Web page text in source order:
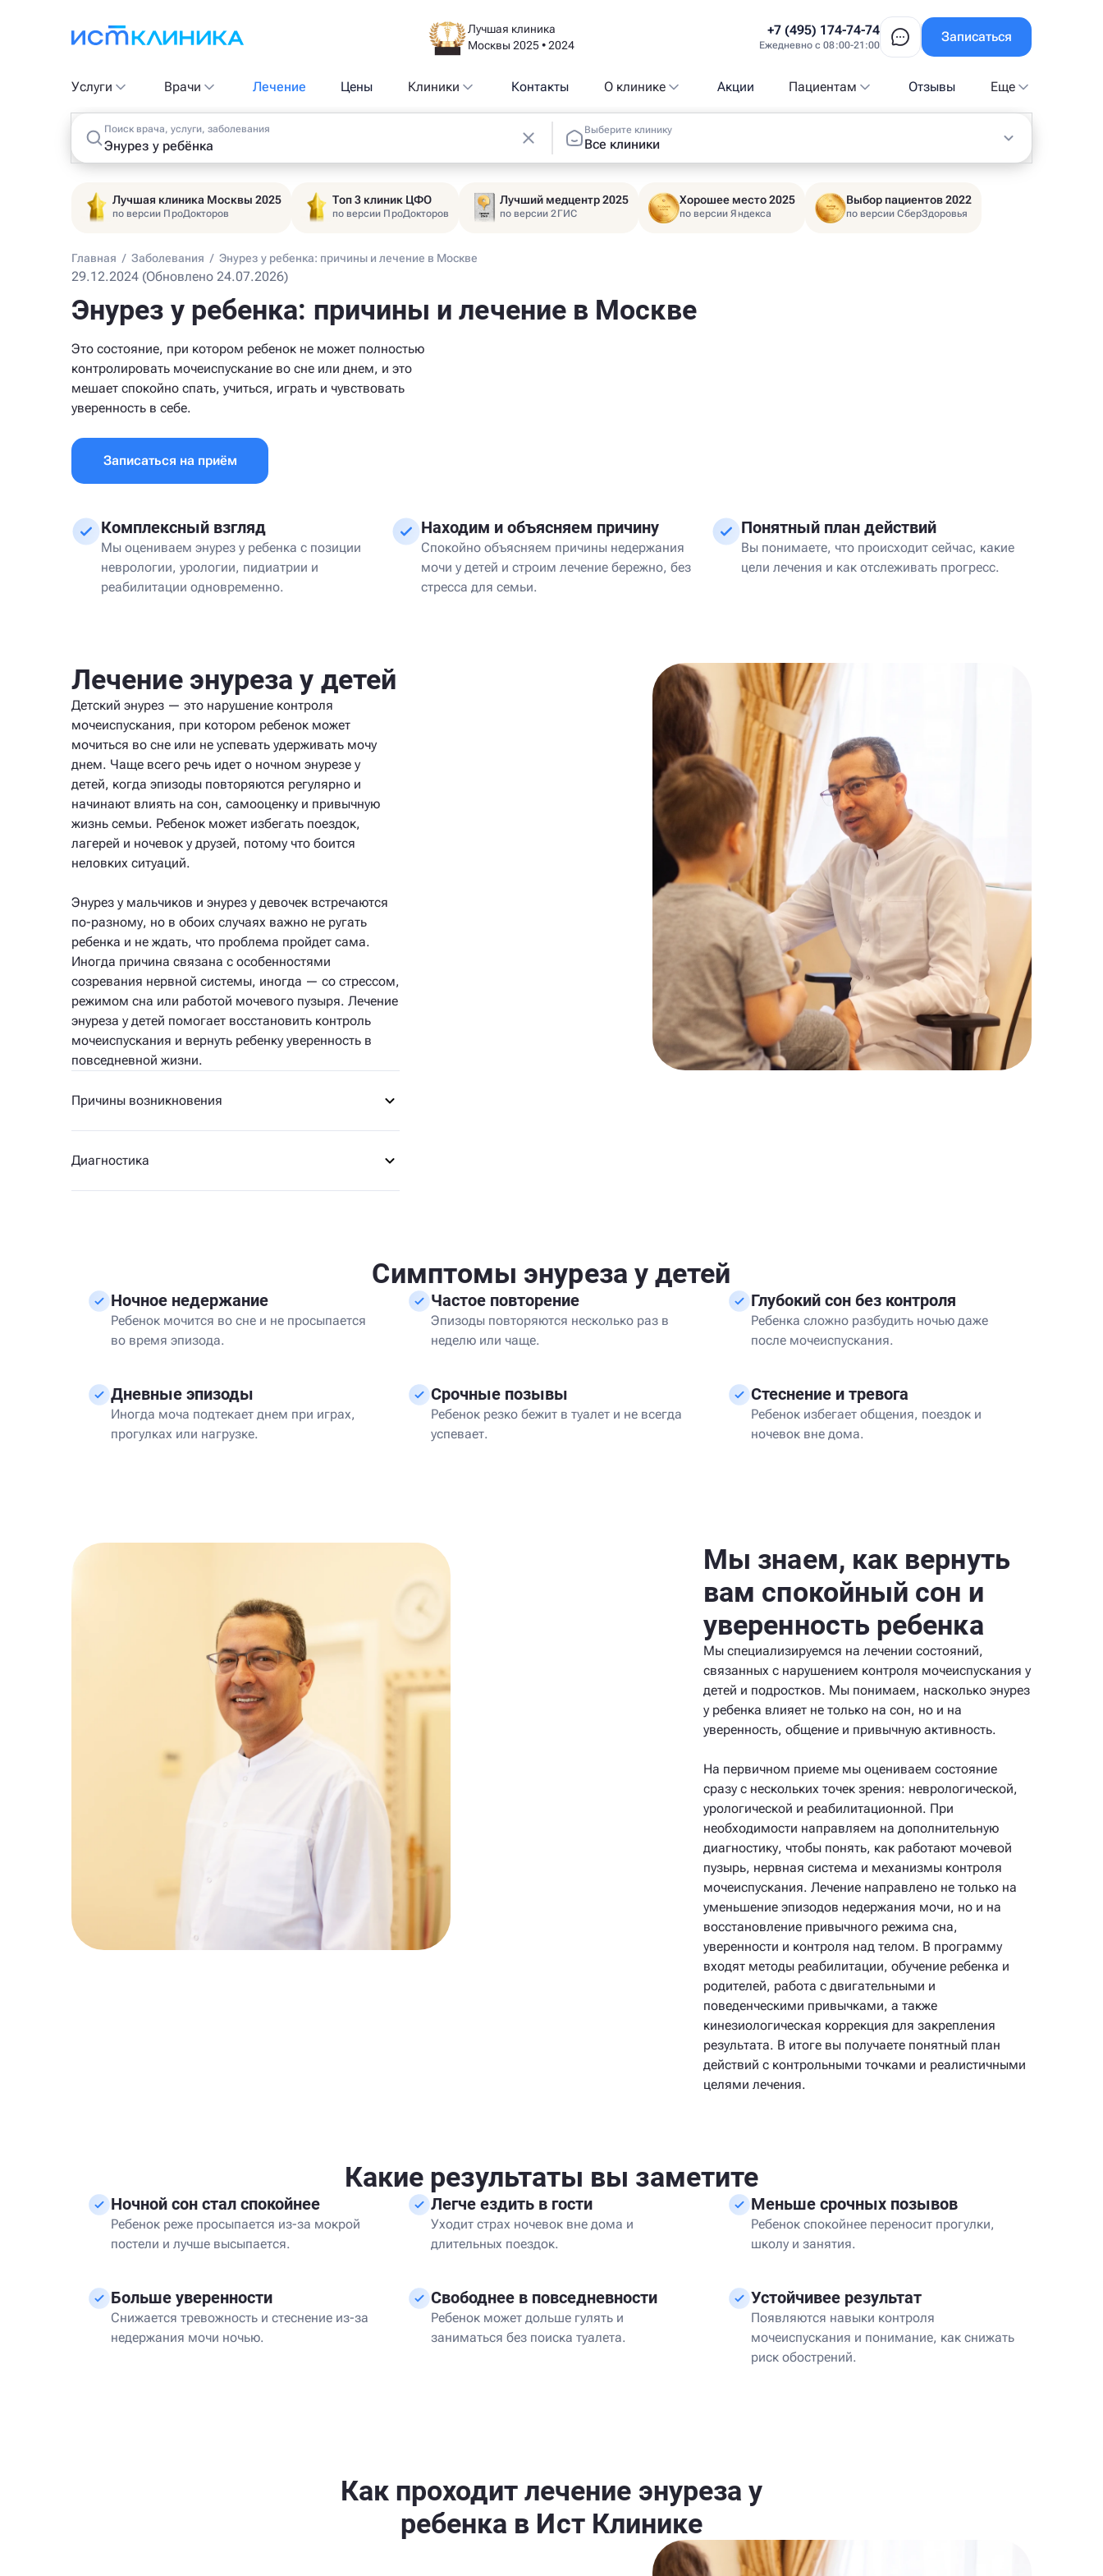
Лучшая клиника
Москвы 2025 • 2024
+7 (495) 174-74-74
Ежедневно с 08:00-21:00
Записаться
Услуги Врачи Лечение Цены Клиники Контакты О клинике Акции Пациентам Отзывы Еще
Поиск врача, услуги, заболевания Выберите клинику
Все клиники
Лучшая клиника Москвы 2025
по версии ПроДокторов
Топ 3 клиник ЦФО
по версии ПроДокторов
Лучший медцентр 2025
по версии 2ГИС
Хорошее место 2025
по версии Яндекса
Выбор пациентов 2022
по версии СберЗдоровья
Главная / Заболевания / Энурез у ребенка: причины и лечение в Москве
29.12.2024 (Обновлено 24.07.2026)
Энурез у ребенка: причины и лечение в Москве
Это состояние, при котором ребенок не может полностью
контролировать мочеиспускание во сне или днем, и это
мешает спокойно спать, учиться, играть и чувствовать
уверенность в себе.
Записаться на приём
Комплексный взгляд
Мы оцениваем энурез у ребенка с позиции
неврологии, урологии, пидиатрии и
реабилитации одновременно.
Находим и объясняем причину
Спокойно объясняем причины недержания
мочи у детей и строим лечение бережно, без
стресса для семьи.
Понятный план действий
Вы понимаете, что происходит сейчас, какие
цели лечения и как отслеживать прогресс.
Лечение энуреза у детей
Детский энурез — это нарушение контроля
мочеиспускания, при котором ребенок может
мочиться во сне или не успевать удерживать мочу
днем. Чаще всего речь идет о ночном энурезе у
детей, когда эпизоды повторяются регулярно и
начинают влиять на сон, самооценку и привычную
жизнь семьи. Ребенок может избегать поездок,
лагерей и ночевок у друзей, потому что боится
неловких ситуаций.
Энурез у мальчиков и энурез у девочек встречаются
по-разному, но в обоих случаях важно не ругать
ребенка и не ждать, что проблема пройдет сама.
Иногда причина связана с особенностями
созревания нервной системы, иногда — со стрессом,
режимом сна или работой мочевого пузыря. Лечение
энуреза у детей помогает восстановить контроль
мочеиспускания и вернуть ребенку уверенность в
повседневной жизни.
Причины возникновения
Диагностика
Симптомы энуреза у детей
Ночное недержание
Ребенок мочится во сне и не просыпается
во время эпизода.
Частое повторение
Эпизоды повторяются несколько раз в
неделю или чаще.
Глубокий сон без контроля
Ребенка сложно разбудить ночью даже
после мочеиспускания.
Дневные эпизоды
Иногда моча подтекает днем при играх,
прогулках или нагрузке.
Срочные позывы
Ребенок резко бежит в туалет и не всегда
успевает.
Стеснение и тревога
Ребенок избегает общения, поездок и
ночевок вне дома.
Мы знаем, как вернуть
вам спокойный сон и
уверенность ребенка
Мы специализируемся на лечении состояний,
связанных с нарушением контроля мочеиспускания у
детей и подростков. Мы понимаем, насколько энурез
у ребенка влияет не только на сон, но и на
уверенность, общение и привычную активность.
На первичном приеме мы оцениваем состояние
сразу с нескольких точек зрения: неврологической,
урологической и реабилитационной. При
необходимости направляем на дополнительную
диагностику, чтобы понять, как работают мочевой
пузырь, нервная система и механизмы контроля
мочеиспускания. Лечение направлено не только на
уменьшение эпизодов недержания мочи, но и на
восстановление привычного режима сна,
уверенности и контроля над телом. В программу
входят методы реабилитации, обучение ребенка и
родителей, работа с двигательными и
поведенческими привычками, а также
кинезиологическая коррекция для закрепления
результата. В итоге вы получаете понятный план
действий с контрольными точками и реалистичными
целями лечения.
Какие результаты вы заметите
Ночной сон стал спокойнее
Ребенок реже просыпается из-за мокрой
постели и лучше высыпается.
Легче ездить в гости
Уходит страх ночевок вне дома и
длительных поездок.
Меньше срочных позывов
Ребенок спокойнее переносит прогулки,
школу и занятия.
Больше уверенности
Снижается тревожность и стеснение из-за
недержания мочи ночью.
Свободнее в повседневности
Ребенок может дольше гулять и
заниматься без поиска туалета.
Устойчивее результат
Появляются навыки контроля
мочеиспускания и понимание, как снижать
риск обострений.
Как проходит лечение энуреза у
ребенка в Ист Клинике